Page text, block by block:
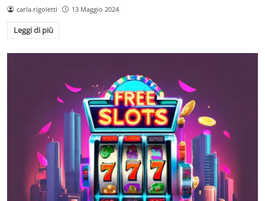
carla.rigoletti 13 Maggio 2024
Leggi di più